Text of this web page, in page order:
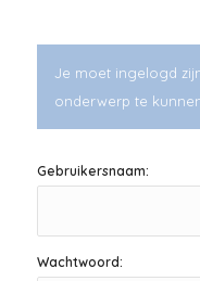
Je moet ingelogd
onderwerp te
Gebruikersnaam:
Wachtwoord: